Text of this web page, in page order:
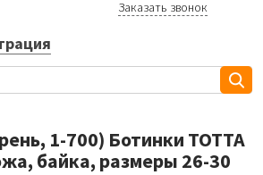
Заказать звонок
1-700) Ботинки ТОТТА
байка, размеры 26-30